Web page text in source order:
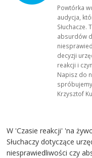
Powtórka
audycja,
Słuchacze.
absurdów
decyzji
reakcji i
Napisz do
Krzysztof
W 'Czasie reakcji' 'na
Słuchaczy dotyczące
niesprawiedliwości czy